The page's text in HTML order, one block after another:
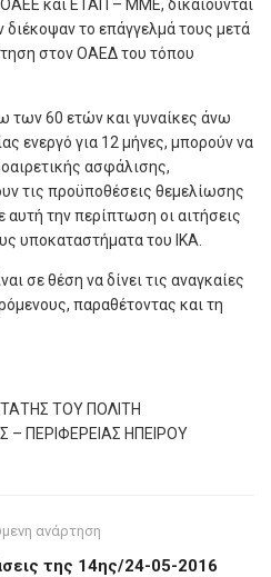
και ΕΤΑΠ – ΜΜΕ, δικαιούνται
το επάγγελμά τους μετά
στον ΟΑΕΔ του τόπου
των 60 ετών και γυναίκες άνω
ενεργό για 12 μήνες, μπορούν να
ασφάλισης,
τις προϋποθέσεις θεμελίωσης
αυτή την περίπτωση οι αιτήσεις
υποκαταστήματα του ΙΚΑ.
σε θέση να δίνει τις αναγκαίες
παραθέτοντας και τη
ΤΟΥ ΠΟΛΙΤΗ
– ΠΕΡΙΦΕΡΕΙΑΣ ΗΠΕΙΡΟΥ
ανάρτηση
της 14ης/24-05-2016